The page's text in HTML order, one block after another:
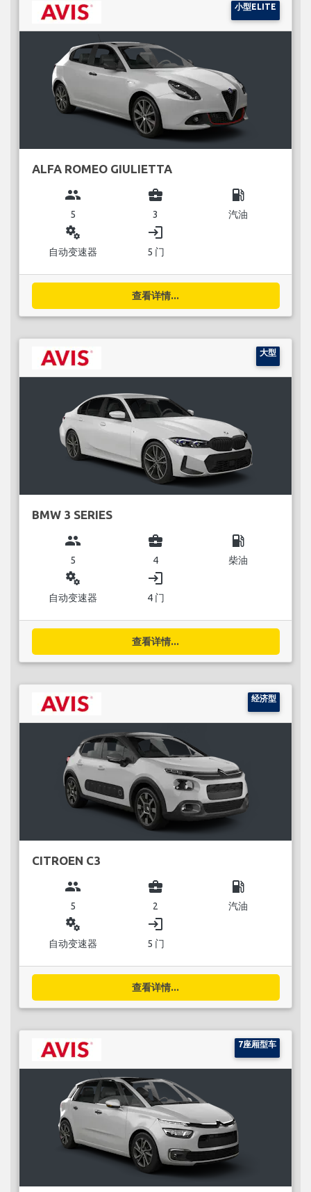
小型ELITE
ALFA ROMEO GIULIETTA
group
5
business_center
3
local_gas_station
汽油
miscellaneous_services
自动变速器
login
5 门
查看详情...
大型
BMW 3 SERIES
group
5
business_center
4
local_gas_station
柴油
miscellaneous_services
自动变速器
login
4 门
查看详情...
经济型
CITROEN C3
group
5
business_center
2
local_gas_station
汽油
miscellaneous_services
自动变速器
login
5 门
查看详情...
7座厢型车